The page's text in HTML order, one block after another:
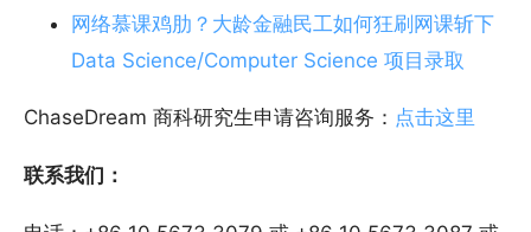
网络慕课鸡肋？大龄金融民工如何狂刷网课斩下
Data Science/Computer Science 项目录取
ChaseDream 商科研究生申请咨询服务： 点击这里
联系我们：